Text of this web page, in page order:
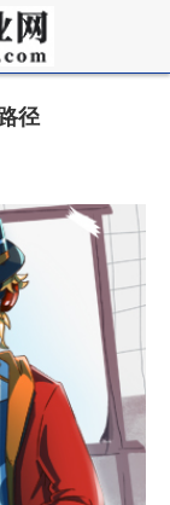
径